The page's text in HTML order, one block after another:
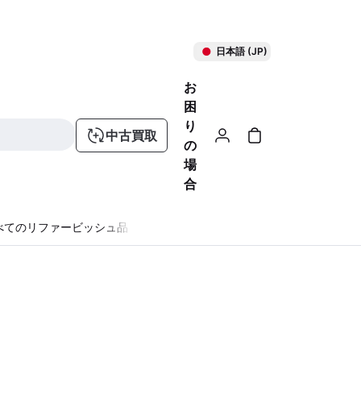
日本語 (JP)
中古買取
お
困
り
の
場
合
てのリファービッシュ品